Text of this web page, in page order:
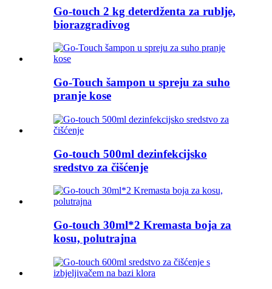
Go-touch 2 kg deterdženta za rublje,
biorazgradivog
Go-Touch šampon u spreju za suho
pranje kose
Go-touch 500ml dezinfekcijsko
sredstvo za čišćenje
Go-touch 30ml*2 Kremasta boja za
kosu, polutrajna